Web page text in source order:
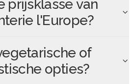
prijsklasse van
l'Europe?
of
opties?